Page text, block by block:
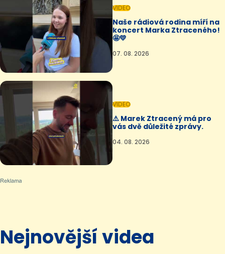
VIDEO
Naše rádiová rodina míří na
koncert Marka Ztraceného!
🤩💛
07. 08. 2026
VIDEO
⚠️ Marek Ztracený má pro
vás dvě důležité zprávy.
04. 08. 2026
Nejnovější videa